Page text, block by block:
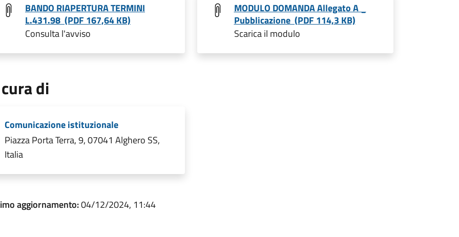
BANDO RIAPERTURA TERMINI
L.431.98 (PDF 167,64 KB)
Consulta l'avviso
MODULO DOMANDA Allegato A _
Pubblicazione (PDF 114,3 KB)
Scarica il modulo
di
Comunicazione istituzionale
Piazza Porta Terra, 9, 07041 Alghero SS,
Italia
aggiornamento:04/12/2024, 11:44